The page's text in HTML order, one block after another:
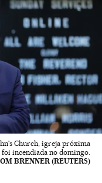
Church, igreja próxima
foi incendiada no domingo.
BRENNER (REUTERS)